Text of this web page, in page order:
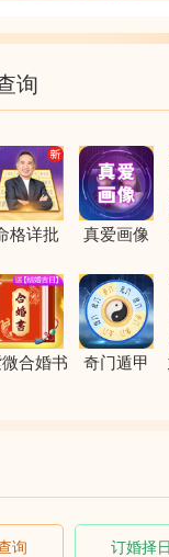
询
格详批 真爱画像
合婚书 奇门遁甲
询 订婚择